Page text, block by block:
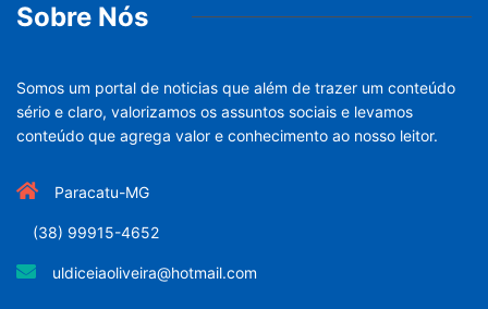
Sobre Nós
Somos um portal de noticias que além de trazer um conteúdo
sério e claro, valorizamos os assuntos sociais e levamos
conteúdo que agrega valor e conhecimento ao nosso leitor.
Paracatu-MG
(38) 99915-4652
uldiceiaoliveira@hotmail.com